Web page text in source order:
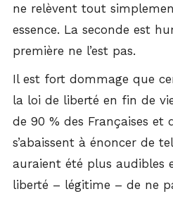
ne relèvent tout
essence. La seconde est
première ne l’est pas.
Il est fort dommage que
la loi de liberté en fin de
de 90 % des Françaises et
s’abaissent à énoncer de
auraient été plus audibles
liberté – légitime – de ne